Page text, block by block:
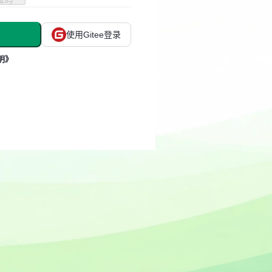
使用Gitee登录
》